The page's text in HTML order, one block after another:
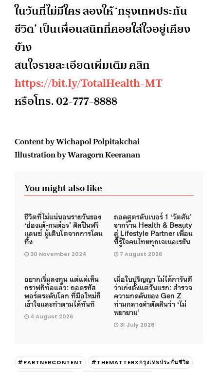
ในวันที่ไม่มีใคร ลองให้ ‘กรุงเทพประกัน
ชีวิต’ เป็นเพื่อนสนิทที่คอยใส่ใจอยู่เคียง
ข้าง
สนใจรายละเอียดเพิ่มเติม คลิก
https://bit.ly/TotalHealth-MT
หรือโทร. 02-777-8888
Content by Wichapol Polpitakchai
Illustration by Waragorn Keeranan
You might also like
ชีวิตที่ไม่แน่นอนรายวันของ
‘ฮ่องเต้-กนต์ธร’ ศิลปินฟรี
แลนซ์ ผู้เติบโตจากการโดน
ทิ้ง
30 November 2024
ถอดสูตรลับเบอร์ 1 ‘วัตสัน’
จากร้าน Health & Beauty
สู่ Lifestyle Partner เพื่อน
ซี้รู้ใจคนไทยทุกเจเนอเรชัน
7 August 2026
อยากเริ่มลงทุน แต่แค่เห็น
กราฟก็ท้อแล้ว: ถอดรหัส
พอร์ตระดับโลก ที่มือใหม่ก็
เข้าใจและทำตามได้ทันที
4 August 2026
เมื่อใบปริญญา ไม่ได้การันตี
ว่าเก่งตั้งแต่วันแรก: สำรวจ
ความกดดันของ Gen Z
ท่ามกลางคำตัดสินว่า ‘ไม่
พยายาม’
31 July 2026
#PARTNERCONTENT
#THEMATTERXกรุงเทพประกันชีวิต